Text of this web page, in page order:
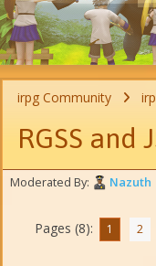
irpg Community
RGSS and
Moderated By: Nazuth
Pages (8): 1 2